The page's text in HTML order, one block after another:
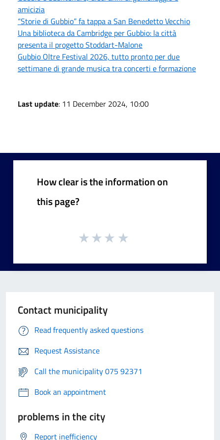
amicizia
“Storie di Gubbio” fa tappa a San Benedetto Vecchio
Una biblioteca da Cambridge per Gubbio: la città
presenta il progetto Stoddart-Malone
Gubbio Oltre Festival 2026, tutto pronto per due
settimane di grande musica tra concerti e formazione
Last update: 11 December 2024, 10:00
How clear is the information on
this page?
Contact municipality
Read frequently asked questions
Request Assistance
Call the municipality 075 92371
Book an appointment
problems in the city
Report inefficiency